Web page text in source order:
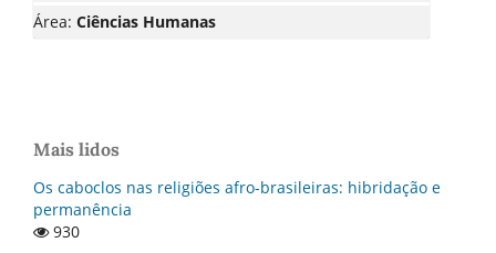
Área: Ciências Humanas
Mais lidos
Os caboclos nas religiões afro-brasileiras: hibridação e
permanência
930